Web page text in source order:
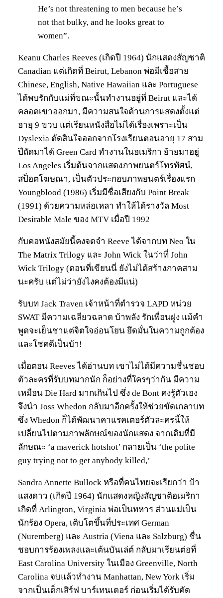
He’s not threatening to men because he’s
not that bulky, and he looks great to
women”.
Keanu Charles Reeves (เกิดปี 1964) นักแสดงสัญชาติ
Canadian แต่เกิดที่ Beirut, Lebanon พ่อมีเชื้อสาย
Chinese, English, Native Hawaiian และ Portuguese
ได้พบรักกับแม่ที่ขณะนั้นทำงานอยู่ที่ Beirut และได้
คลอดเขาออกมา, มีความสนใจด้านการแสดงตั้งแต่
อายุ 9 ขวบ แต่เรียนหนังสือไม่ได้เรื่องเพราะเป็น
Dyslexia ตัดสินใจออกจากโรงเรียนตอนอายุ 17 สาม
ปีถัดมาได้ Green Card ทำงานในอเมริกา ย้ายมาอยู่
Los Angeles เริ่มต้นจากแสดงภาพยนตร์โทรทัศน์,
สป็อตโฆษณา, เป็นตัวประกอบภาพยนตร์เรื่องแรก
Youngblood (1986) เริ่มมีชื่อเสียงกับ Point Break
(1991) ด้วยความหล่อเหลา ทำให้ได้รางวัล Most
Desirable Male ของ MTV เมื่อปี 1992
กับคอหนังสมัยนี้คงจดจำ Reeve ได้จากบท Neo ใน
The Matrix Trilogy และ John Wick ในว่าที่ John
Wick Trilogy (ตอนที่เขียนนี่ ยังไม่ได้สร้างภาคสาม
นะครับ แต่ไม่ว่ายังไงคงต้องมีแน่)
รับบท Jack Traven เจ้าหน้าที่ตำรวจ LAPD หน่วย
SWAT มีความเฉลียวฉลาด บ้าพลัง รักเพื่อนฝูง แม้คำ
พูดจะเย็นชาแต่จิตใจอ่อนโยน ยึดมั่นในความถูกต้อง
และโชคดีเป็นบ้า!
เมื่อตอน Reeves ได้อ่านบท เขาไม่ได้มีความชื่นชอบ
ตัวละครที่รับบทมากนัก ก็อย่างที่ใครๆว่ากัน มีความ
เหมือน Die Hard มากเกินไป ซึ่ง de Bont คงรู้ตัวเอง
จึงนำ Joss Whedon กลับมาอีกครั้งให้ช่วยขัดเกลาบท
ซึ่ง Whedon ก็ได้พัฒนาคาแรคเตอร์ตัวละครนี้ให้
เปลี่ยนไปตามภาพลักษณ์ของนักแสดง จากเดิมที่มี
ลักษณะ ‘a maverick hotshot’ กลายเป็น ‘the polite
guy trying not to get anybody killed,’
Sandra Annette Bullock หรือที่คนไทยจะเรียกว่า ป้า
แสงดาว (เกิดปี 1964) นักแสดงหญิงสัญชาติอเมริกา
เกิดที่ Arlington, Virginia พ่อเป็นทหาร ส่วนแม่เป็น
นักร้อง Opera, เติบโตขึ้นที่ประเทศ German
(Nuremberg) และ Austria (Viena และ Salzburg) ชื่น
ชอบการร้องเพลงและเต้นบันเล่ต์ กลับมาเรียนต่อที่
East Carolina University ในเมือง Greenville, North
Carolina จบแล้วทำงาน Manhattan, New York เริ่ม
จากเป็นเด็กเสิร์ฟ บาร์เทนเดอร์ ก่อนเริ่มได้รับคัด